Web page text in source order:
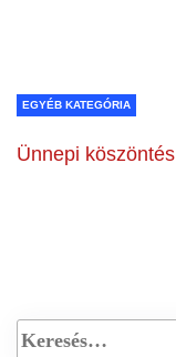
EGYÉB KATEGÓRIA
Ünnepi köszöntés